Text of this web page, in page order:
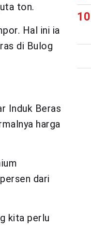
ton.
Hal ini ia
di Bulog
Induk Beras
harga
dari
kita perlu